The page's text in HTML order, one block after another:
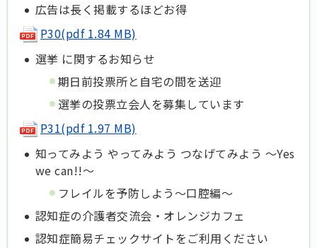
広告は長く掲載するほどお得
P30(pdf 1.84 MB)
選挙 に関するお知らせ
期日前投票所と自宅の間を送迎
選挙の投票立会人を募集しています
P31(pdf 1.97 MB)
知ってみよう やってみよう つなげてみよう ～Yes
we can!!～
フレイルを予防しよう～口腔編～
認知症の介護者交流会・オレンジカフェ
認知症簡易チェックサイトをご利用ください